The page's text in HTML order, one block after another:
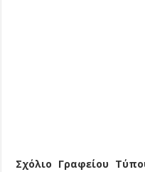
Σχόλιο Γραφείου